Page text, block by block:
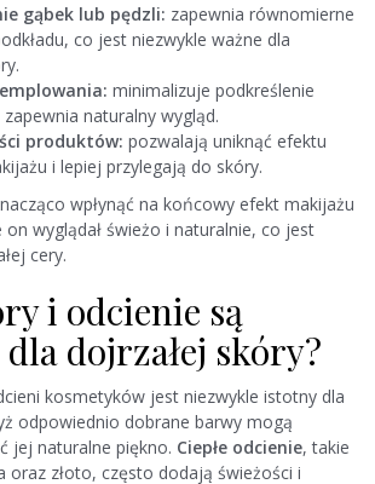
gąbek lub pędzli: zapewnia równomierne
co jest niezwykle ważne dla
minimalizuje podkreślenie
naturalny wygląd.
produktów: pozwalają uniknąć efektu
i lepiej przylegają do skóry.
wpłynąć na końcowy efekt makijażu
on wyglądał świeżo i naturalnie, co jest
cery.
i odcienie są
dojrzałej skóry?
kosmetyków jest niezwykle istotny dla
odpowiednio dobrane barwy mogą
jej naturalne piękno. Ciepłe odcienie, takie
oraz złoto, często dodają świeżości i